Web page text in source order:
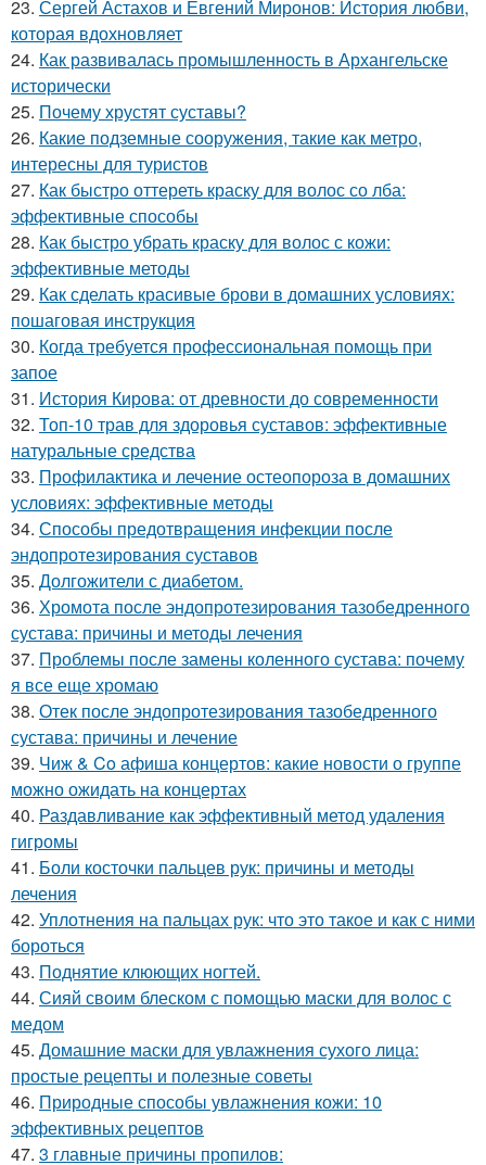
23. Сергей Астахов и Евгений Миронов: История любви,
которая вдохновляет
24. Как развивалась промышленность в Архангельске
исторически
25. Почему хрустят суставы?
26. Какие подземные сооружения, такие как метро,
интересны для туристов
27. Как быстро оттереть краску для волос со лба:
эффективные способы
28. Как быстро убрать краску для волос с кожи:
эффективные методы
29. Как сделать красивые брови в домашних условиях:
пошаговая инструкция
30. Когда требуется профессиональная помощь при
запое
31. История Кирова: от древности до современности
32. Топ-10 трав для здоровья суставов: эффективные
натуральные средства
33. Профилактика и лечение остеопороза в домашних
условиях: эффективные методы
34. Способы предотвращения инфекции после
эндопротезирования суставов
35. Долгожители с диабетом.
36. Хромота после эндопротезирования тазобедренного
сустава: причины и методы лечения
37. Проблемы после замены коленного сустава: почему
я все еще хромаю
38. Отек после эндопротезирования тазобедренного
сустава: причины и лечение
39. Чиж & Co афиша концертов: какие новости о группе
можно ожидать на концертах
40. Раздавливание как эффективный метод удаления
гигромы
41. Боли косточки пальцев рук: причины и методы
лечения
42. Уплотнения на пальцах рук: что это такое и как с ними
бороться
43. Поднятие клюющих ногтей.
44. Сияй своим блеском с помощью маски для волос с
медом
45. Домашние маски для увлажнения сухого лица:
простые рецепты и полезные советы
46. Природные способы увлажнения кожи: 10
эффективных рецептов
47. 3 главные причины пропилов: